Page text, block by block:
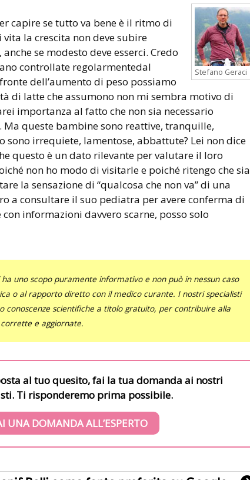
Stefano Geraci
capire se tutto va bene è il ritmo di
la crescita non deve subire
se modesto deve esserci. Credo
controllate regolarmentedal
dell’aumento di peso possiamo
di latte che assumono non mi sembra motivo di
importanza al fatto che non sia necessario
queste bambine sono reattive, tranquille,
sono irrequiete, lamentose, abbattute? Lei non dice
questo è un dato rilevante per valutare il loro
non ho modo di visitarle e poiché ritengo che sia
la sensazione di “qualcosa che non va” di una
a consultare il suo pediatra per avere conferma di
informazioni davvero scarne, posso solo
uno scopo puramente informativo e non può in nessun caso
o al rapporto diretto con il medico curante. I nostri specialisti
conoscenze scientifiche a titolo gratuito, per contribuire alla
e aggiornate.
al tuo quesito, fai la tua domanda ai nostri
Ti risponderemo prima possibile.
UNA DOMANDA ALL’ESPERTO